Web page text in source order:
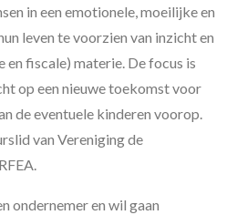
in een emotionele, moeilijke en
leven te voorzien van inzicht en
fiscale) materie. De focus is
op een nieuwe toekomst voor
de eventuele kinderen voorop.
van Vereniging de
ondernemer en wil gaan